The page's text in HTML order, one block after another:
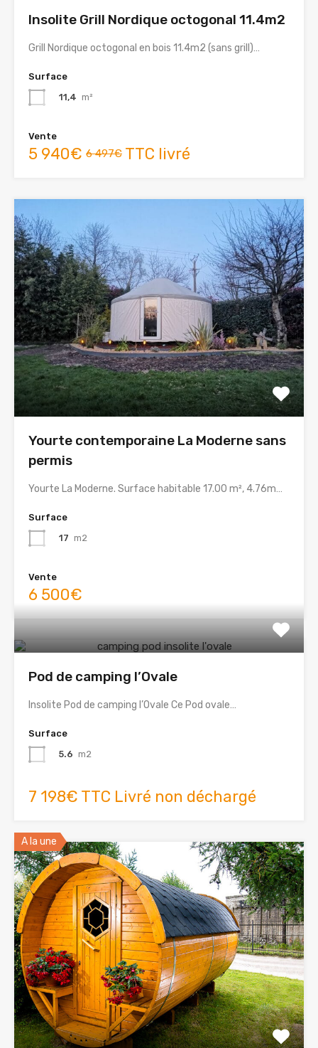
Insolite Grill Nordique octogonal 11.4m2
Grill Nordique octogonal en bois 11.4m2 (sans grill)…
Surface
11,4 m²
Vente
5 940€ 6 497€ TTC livré
Yourte contemporaine La Moderne sans
permis
Yourte La Moderne. Surface habitable 17.00 m², 4.76m…
Surface
17 m2
Vente
6 500€
Pod de camping l’Ovale
Insolite Pod de camping l’Ovale Ce Pod ovale…
Surface
5.6 m2
7 198€ TTC Livré non déchargé
A la une